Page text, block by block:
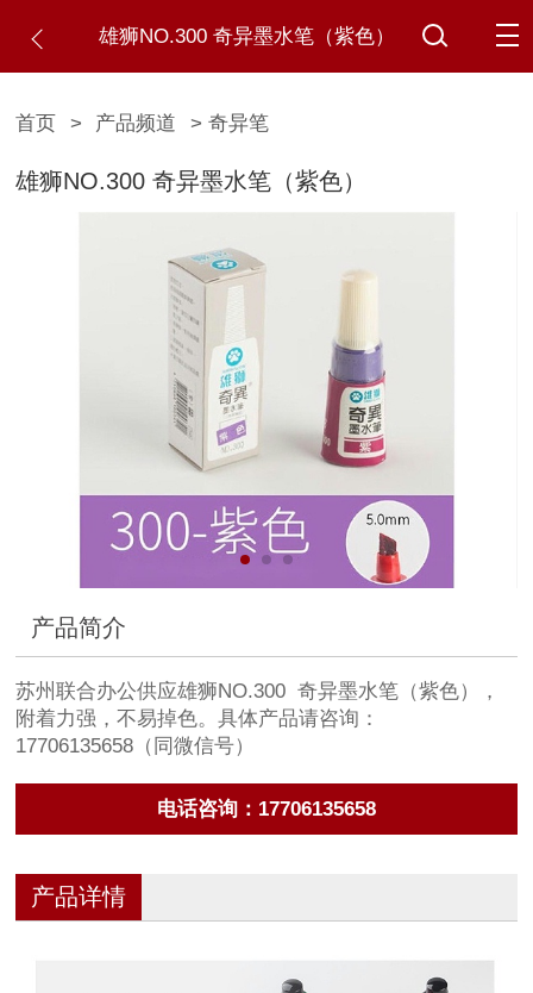
雄狮NO.300 奇异墨水笔（紫色）
首页 > 产品频道 > 奇异笔
雄狮NO.300 奇异墨水笔（紫色）
产品简介
苏州联合办公供应雄狮NO.300 奇异墨水笔（紫色），
附着力强，不易掉色。具体产品请咨询：
17706135658（同微信号）
电话咨询：17706135658
产品详情